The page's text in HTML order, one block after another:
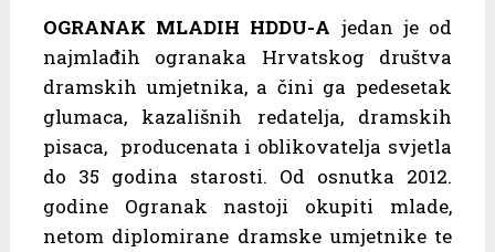
OGRANAK MLADIH HDDU-A jedan je od
najmlađih ogranaka Hrvatskog društva
dramskih umjetnika, a čini ga pedesetak
glumaca, kazališnih redatelja, dramskih
pisaca, producenata i oblikovatelja svjetla
do 35 godina starosti. Od osnutka 2012.
godine Ogranak nastoji okupiti mlade,
netom diplomirane dramske umjetnike te